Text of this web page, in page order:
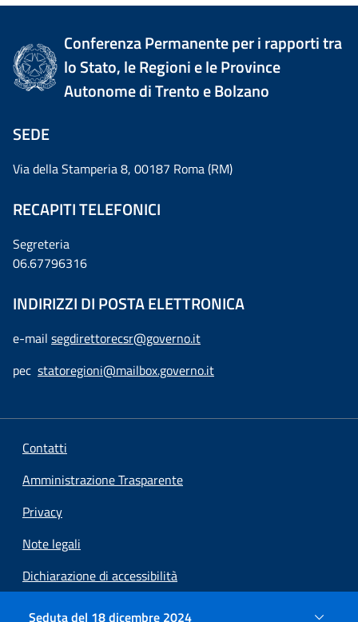
Seduta del 18 dicembre 2024
Conferenza Permanente per i rapporti tra
lo Stato, le Regioni e le Province
Autonome di Trento e Bolzano
SEDE
Via della Stamperia 8, 00187 Roma (RM)
RECAPITI TELEFONICI
Segreteria
06.67796316
INDIRIZZI DI POSTA ELETTRONICA
e-mail segdirettorecsr@governo.it
pec statoregioni@mailbox.governo.it
Contatti
Amministrazione Trasparente
Privacy
Note legali
Dichiarazione di accessibilità
Preferenze cookie